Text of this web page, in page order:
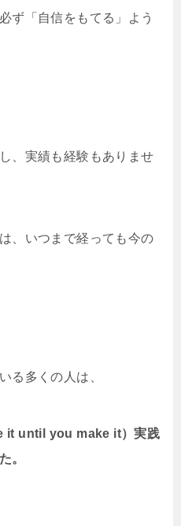
ず「自信をもてる」よう
、実績も経験もありませ
、いつまで経っても今の
る多くの人は、
it until you make it）実践
。